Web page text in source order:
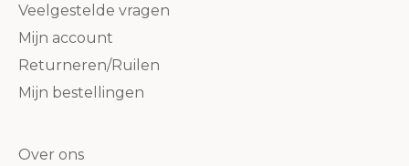
Veelgestelde vragen
Mijn account
Returneren/Ruilen
Mijn bestellingen
Over ons